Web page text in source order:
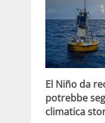
El Niño da
potrebbe
climatica